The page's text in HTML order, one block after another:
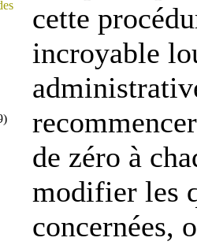
cette
incroyable
de zéro à
modifier les
concernées,